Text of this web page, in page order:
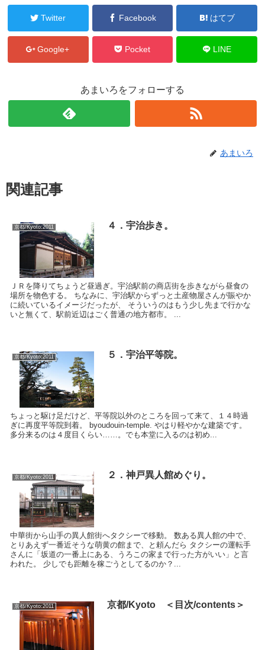
Twitter Facebook はてブ
Google+ Pocket LINE
あまいろをフォローする
あまいろ
関連記事
京都/Kyoto:2011 ４．宇治歩き。
ＪＲを降りてちょうど昼過ぎ。宇治駅前の商店街を歩きながら昼食の
場所を物色する。 ちなみに、宇治駅からずっと土産物屋さんが賑やか
に続いているイメージだったが、 そういうのはもう少し先まで行かな
いと無くて、駅前近辺はごく普通の地方都市。 ...
京都/Kyoto:2011 ５．宇治平等院。
ちょっと駆け足だけど、平等院以外のところを回って来て、１４時過
ぎに再度平等院到着。 byoudouin-temple. やはり軽やかな建築です。
多分来るのは４度目くらい……。でも本堂に入るのは初め...
京都/Kyoto:2011 ２．神戸異人館めぐり。
中華街から山手の異人館街へタクシーで移動。 数ある異人館の中で、
とりあえず一番近そうな萌黄の館まで、と頼んだら タクシーの運転手
さんに「坂道の一番上にある、うろこの家まで行った方がいい」と言
われた。 少しでも距離を稼ごうとしてるのか？...
京都/Kyoto:2011 京都/Kyoto ＜目次/contents＞